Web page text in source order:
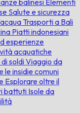
Salute e sicurezza
Trasporti a Bali
Piatti indonesiani
esperienze
acquatiche
soldiViaggio da
le insidie ​​​​comuni
Esplorare oltre il
battuti Isole da